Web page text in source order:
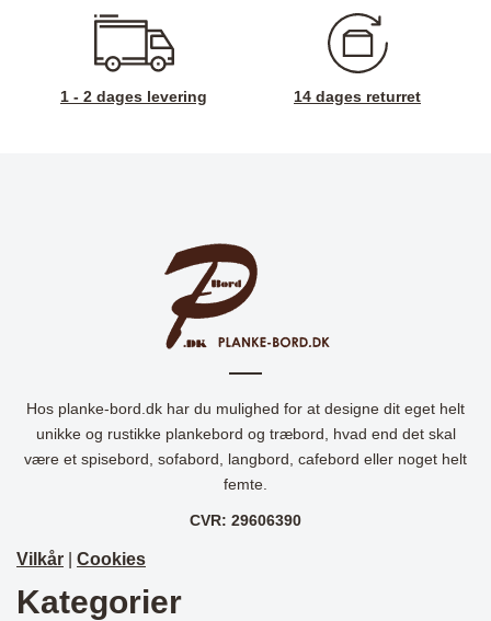
1 - 2 dages levering 14 dages returret
Hos planke-bord.dk har du mulighed for at designe dit eget helt
unikke og rustikke plankebord og træbord, hvad end det skal
være et spisebord, sofabord, langbord, cafebord eller noget helt
femte.
CVR: 29606390
Vilkår Cookies
Kategorier